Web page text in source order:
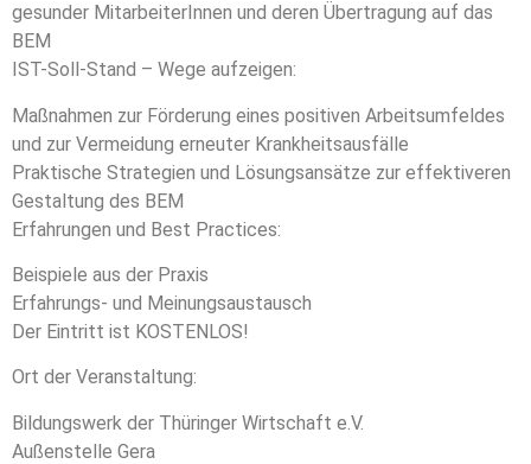
gesunder MitarbeiterInnen und deren Übertragung auf das
BEM
IST-Soll-Stand – Wege aufzeigen:
Maßnahmen zur Förderung eines positiven Arbeitsumfeldes
und zur Vermeidung erneuter Krankheitsausfälle
Praktische Strategien und Lösungsansätze zur effektiveren
Gestaltung des BEM
Erfahrungen und Best Practices:
Beispiele aus der Praxis
Erfahrungs- und Meinungsaustausch
Der Eintritt ist KOSTENLOS!
Ort der Veranstaltung:
Bildungswerk der Thüringer Wirtschaft e.V.
Außenstelle Gera